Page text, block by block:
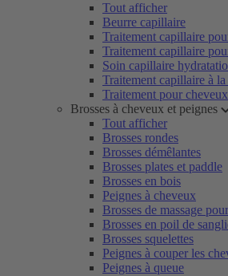
Tout afficher
Beurre capillaire
Traitement capillaire
Traitement capillaire
Soin capillaire
Traitement capillaire à
Traitement pour
Brosses à cheveux et peignes
Tout afficher
Brosses rondes
Brosses démêlantes
Brosses plates et paddle
Brosses en bois
Peignes à cheveux
Brosses de massage
Brosses en poil de
Brosses squelettes
Peignes à couper les
Peignes à queue